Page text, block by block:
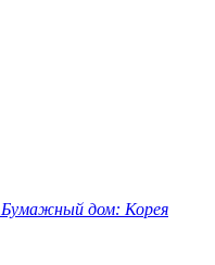
Бумажный дом: Корея